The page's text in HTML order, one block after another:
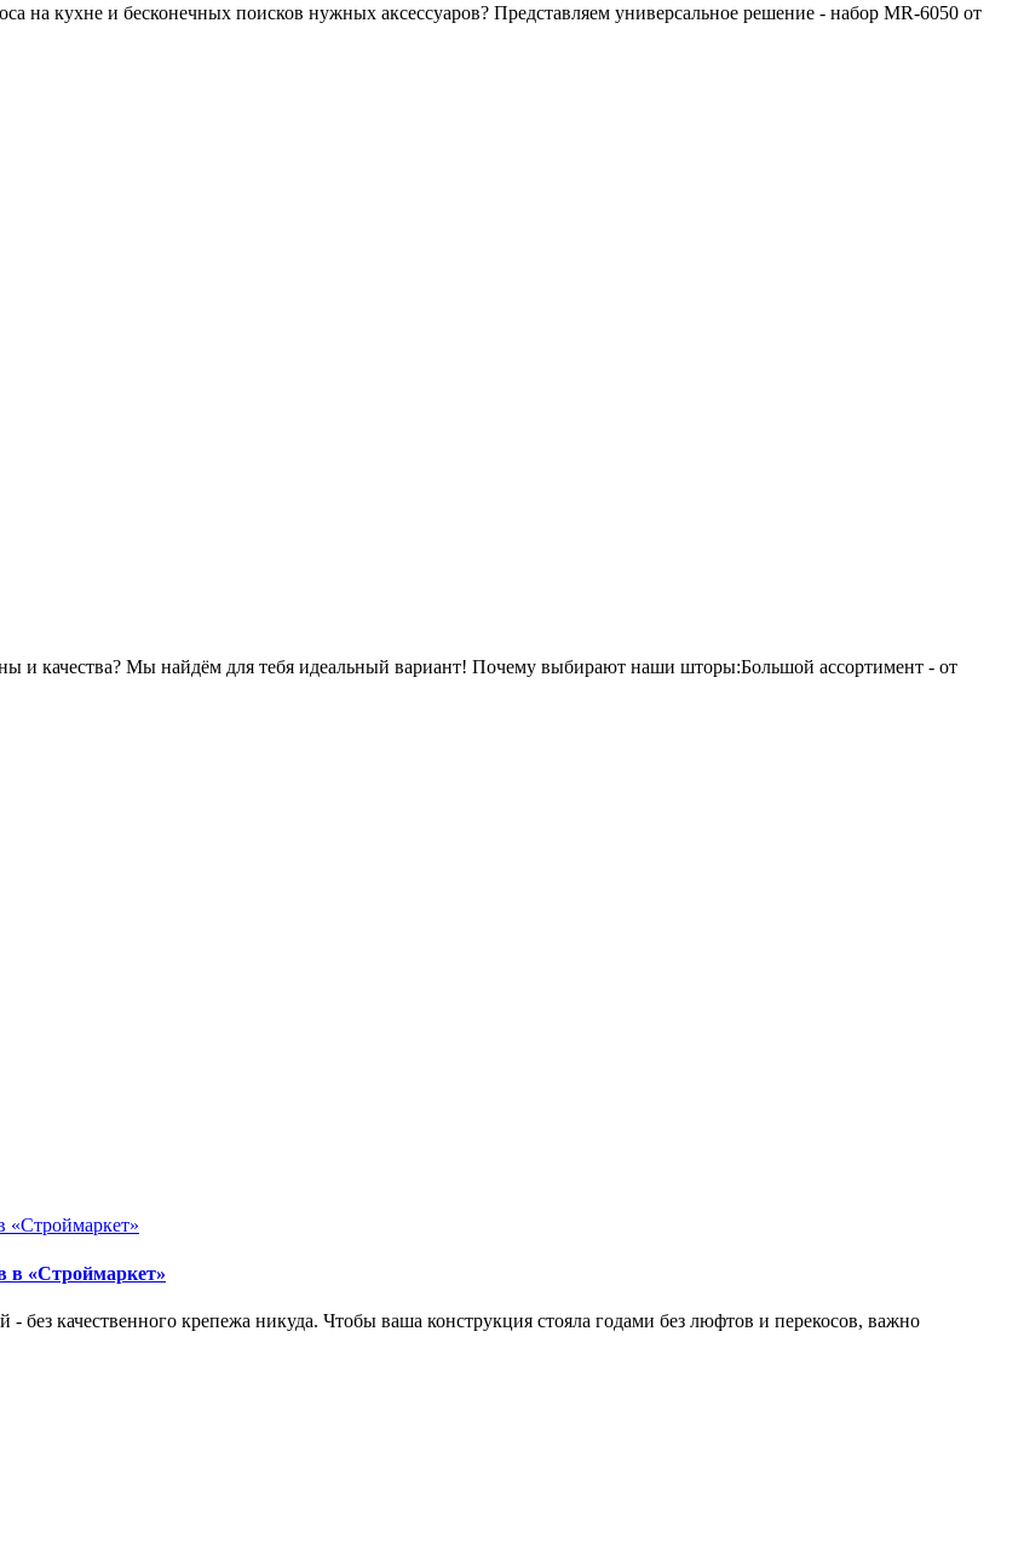
на кухне и бесконечных поисков нужных аксессуаров? Представляем универсальное решение - набор MR-6050 от
и качества? Мы найдём для тебя идеальный вариант! Почему выбирают наши шторы:Большой ассортимент - от
в «Строймаркет»
без качественного крепежа никуда. Чтобы ваша конструкция стояла годами без люфтов и перекосов, важно